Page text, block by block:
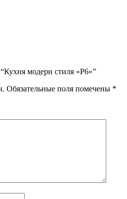
модерн стиля «Р6»”
Обязательные поля помечены *